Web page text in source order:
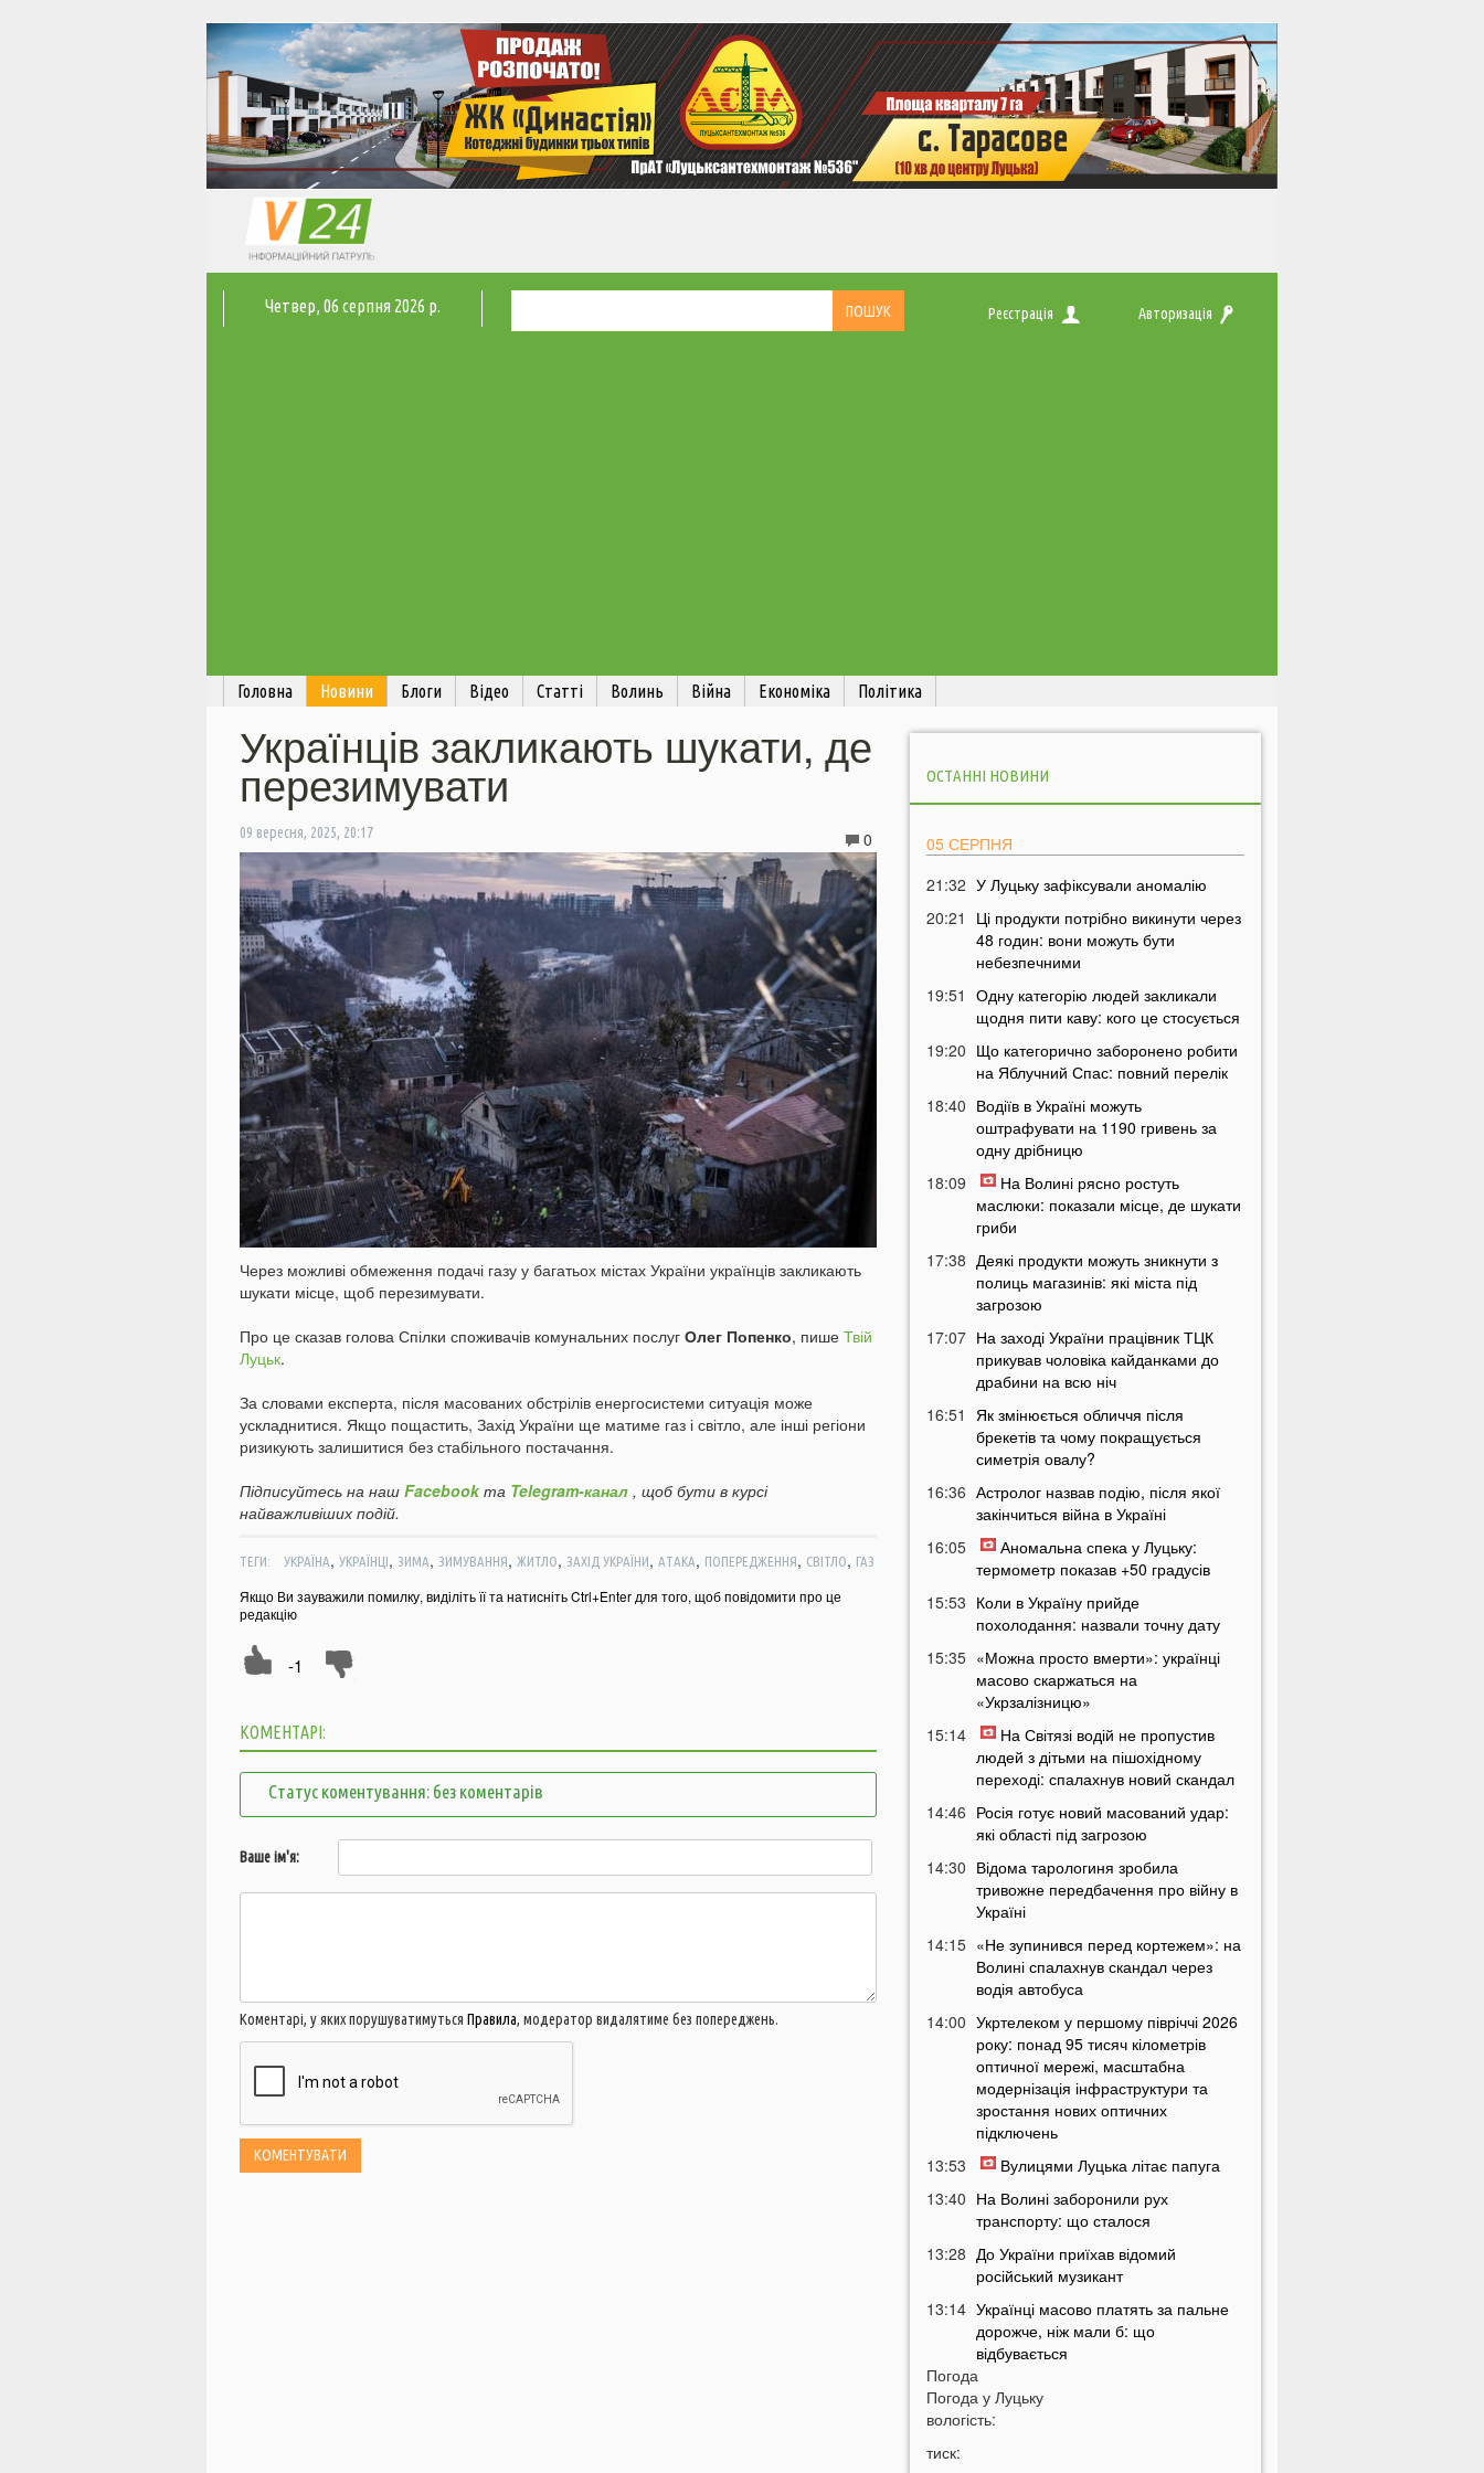
Четвер, 06 серпня 2026 р. Реєстрація Авторизація
Головна Новини Блоги Відео Статті Волинь Війна Економіка Політика
Українців закликають шукати, де
перезимувати
09 вересня, 2025, 20:17 0
Через можливі обмеження подачі газу у багатьох містах України українців закликають
шукати місце, щоб перезимувати.
Про це сказав голова Спілки споживачів комунальних послуг Олег Попенко, пише Твій
Луцьк.
За словами експерта, після масованих обстрілів енергосистеми ситуація може
ускладнитися. Якщо пощастить, Захід України ще матиме газ і світло, але інші регіони
ризикують залишитися без стабільного постачання.
Підписуйтесь на наш Facebookта Telegram-канал , щоб бути в курсі
найважливіших подій.
ТЕГИ: УКРАЇНА, УКРАЇНЦІ, ЗИМА, ЗИМУВАННЯ, ЖИТЛО, ЗАХІД УКРАЇНИ, АТАКА, ПОПЕРЕДЖЕННЯ, СВІТЛО, ГАЗ
Якщо Ви зауважили помилку, виділіть її та натисніть Ctrl+Enter для того, щоб повідомити про це
редакцію
-1
КОМЕНТАРІ:
Статус коментування: без коментарів
Ваше ім'я:
Коментарі, у яких порушуватимуться Правила, модератор видалятиме без попереджень.
ОСТАННІ НОВИНИ
05 СЕРПНЯ
21:32 У Луцьку зафіксували аномалію
20:21
Ці продукти потрібно викинути через
48 годин: вони можуть бути
небезпечними
19:51
Одну категорію людей закликали
щодня пити каву: кого це стосується
19:20 Що категорично заборонено робити
на Яблучний Спас: повний перелік
18:40 Водіїв в Україні можуть
оштрафувати на 1190 гривень за
одну дрібницю
18:09
На Волині рясно ростуть
маслюки: показали місце, де шукати
гриби
17:38 Деякі продукти можуть зникнути з
полиць магазинів: які міста під
загрозою
17:07 На заході України працівник ТЦК
прикував чоловіка кайданками до
драбини на всю ніч
16:51
Як змінюється обличчя після
брекетів та чому покращується
симетрія овалу?
16:36 Астролог назвав подію, після якої
закінчиться війна в Україні
16:05
Аномальна спека у Луцьку:
термометр показав +50 градусів
15:53 Коли в Україну прийде
похолодання: назвали точну дату
15:35 «Можна просто вмерти»: українці
масово скаржаться на
«Укрзалізницю»
15:14
На Світязі водій не пропустив
людей з дітьми на пішохідному
переході: спалахнув новий скандал
14:46 Росія готує новий масований удар:
які області під загрозою
14:30 Відома тарологиня зробила
тривожне передбачення про війну в
Україні
14:15 «Не зупинився перед кортежем»: на
Волині спалахнув скандал через
водія автобуса
14:00 Укртелеком у першому півріччі 2026
року: понад 95 тисяч кілометрів
оптичної мережі, масштабна
модернізація інфраструктури та
зростання нових оптичних
підключень
13:53
Вулицями Луцька літає папуга
13:40 На Волині заборонили рух
транспорту: що сталося
13:28 До України приїхав відомий
російський музикант
13:14 Українці масово платять за пальне
дорожче, ніж мали б: що
відбувається
12:45 Українців попередили про
повернення графіків відключень
світла
12:26
Погода
Погода у Луцьку
вологість:
тиск: